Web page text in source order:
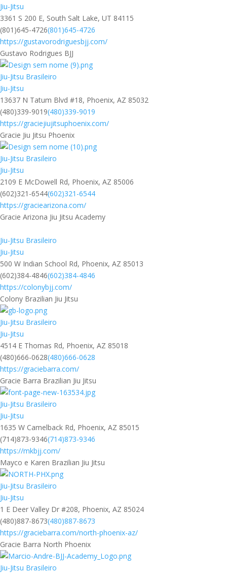
Jiu-Jitsu
3361 S 200 E, South Salt Lake, UT 84115
(801)645-4726(801)645-4726
https://gustavorodriguesbjj.com/
Gustavo Rodrigues BJJ
Jiu-Jitsu Brasileiro
Jiu-Jitsu
13637 N Tatum Blvd #18, Phoenix, AZ 85032
(480)339-9019(480)339-9019
https://graciejiujitsuphoenix.com/
Gracie Jiu Jitsu Phoenix
Jiu-Jitsu Brasileiro
Jiu-Jitsu
2109 E McDowell Rd, Phoenix, AZ 85006
(602)321-6544(602)321-6544
https://graciearizona.com/
Gracie Arizona Jiu Jitsu Academy
Jiu-Jitsu Brasileiro
Jiu-Jitsu
500 W Indian School Rd, Phoenix, AZ 85013
(602)384-4846(602)384-4846
https://colonybjj.com/
Colony Brazilian Jiu Jitsu
Jiu-Jitsu Brasileiro
Jiu-Jitsu
4514 E Thomas Rd, Phoenix, AZ 85018
(480)666-0628(480)666-0628
https://graciebarra.com/
Gracie Barra Brazilian Jiu Jitsu
Jiu-Jitsu Brasileiro
Jiu-Jitsu
1635 W Camelback Rd, Phoenix, AZ 85015
(714)873-9346(714)873-9346
https://mkbjj.com/
Mayco e Karen Brazilian Jiu Jitsu
Jiu-Jitsu Brasileiro
Jiu-Jitsu
1 E Deer Valley Dr #208, Phoenix, AZ 85024
(480)887-8673(480)887-8673
https://graciebarra.com/north-phoenix-az/
Gracie Barra North Phoenix
Jiu-Jitsu Brasileiro